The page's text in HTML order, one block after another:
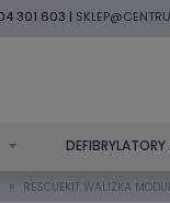
301 603 |
DEFIBRYLATORY
» RESCUEKIT WALIZKA